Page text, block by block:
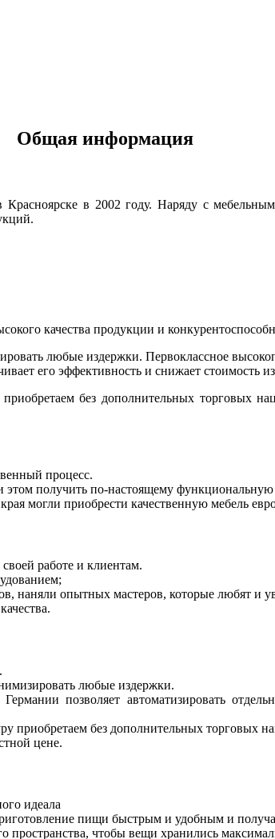
Общая информация
в 2002 году. Наряду с
качества продукции и
любые издержки. Первоклассное
его эффективность и снижает стоимость
без дополнительных торговых
процесс.
получить по-настоящему
могли приобрести качественную мебель
работе и клиентам.
наняли опытных мастеров, которые любят и
любые издержки.
позволяет автоматизировать
без дополнительных торговых
цене.
идеала
пищи быстрым и удобным и
чтобы вещи хранились